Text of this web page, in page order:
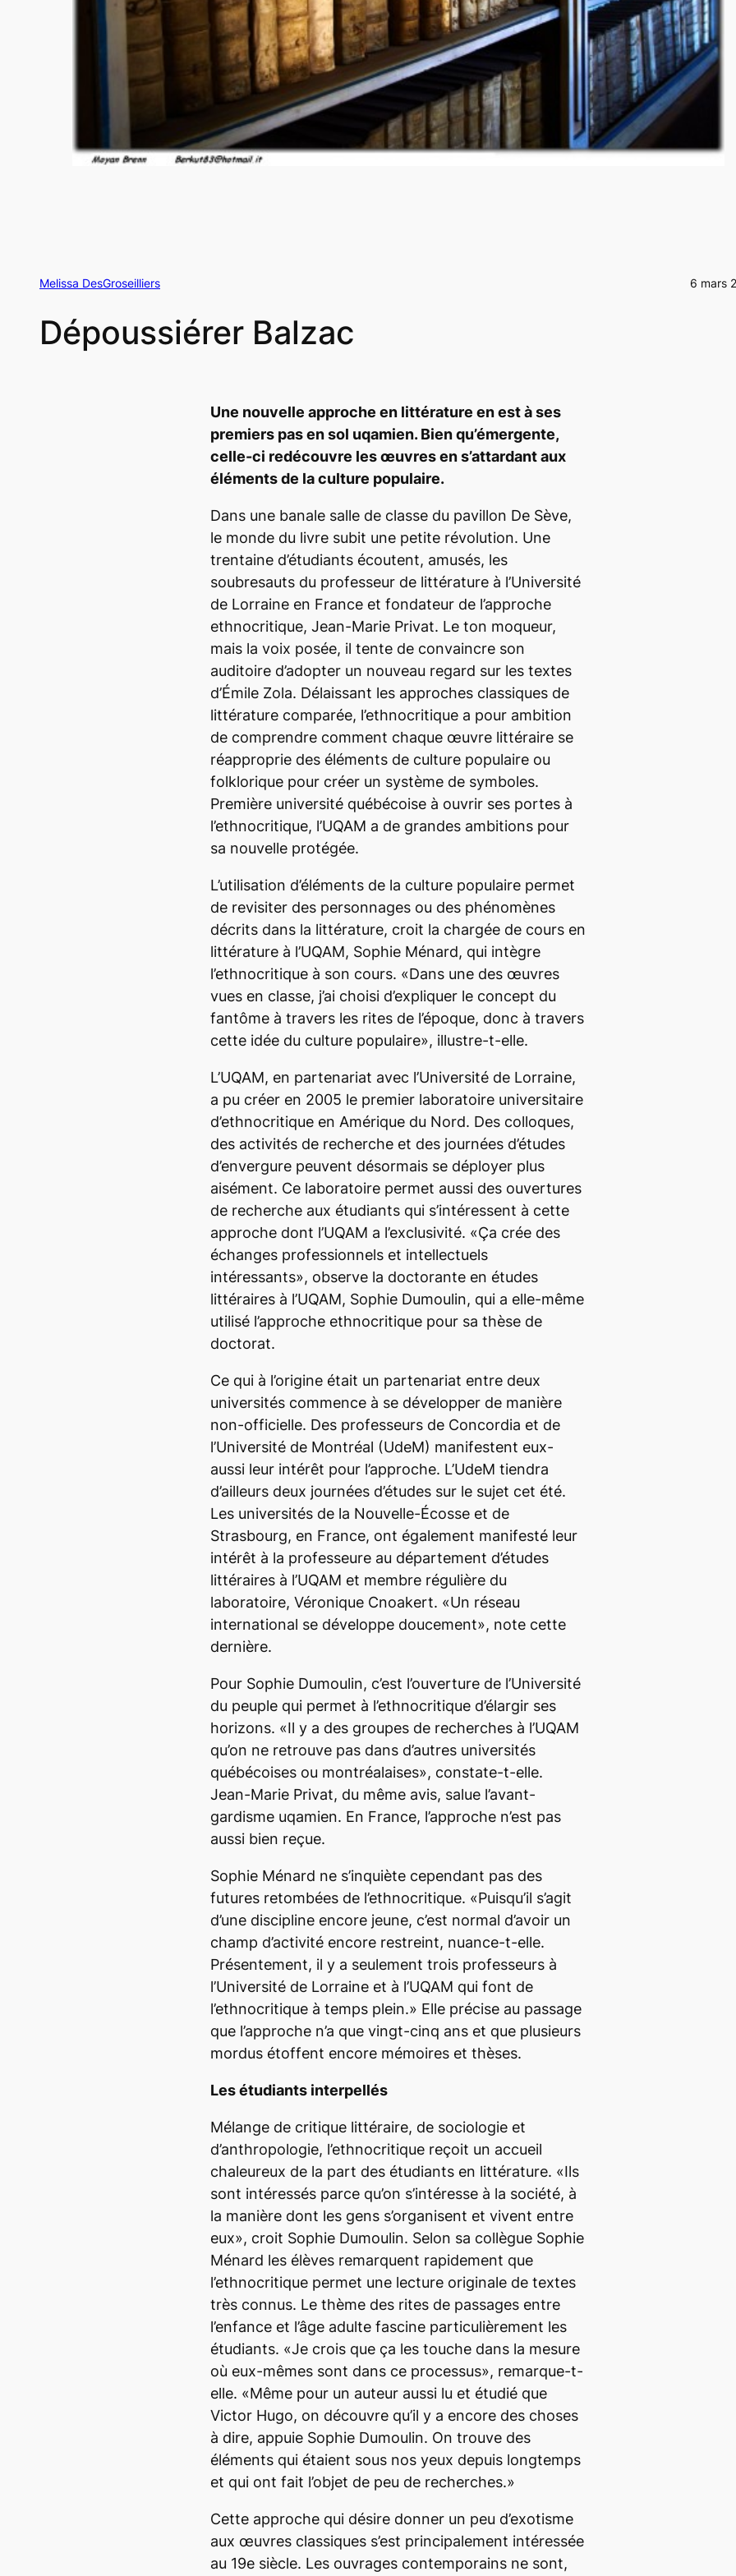
Melissa DesGroseilliers 6 mars
Dépoussiérer Balzac
Une nouvelle approche en littérature en est à ses
premiers pas en sol uqamien. Bien qu’émergente,
celle-ci redécouvre les œuvres en s’attardant aux
éléments de la culture populaire.
Dans une banale salle de classe du pavillon De Sève,
le monde du livre subit une petite révolution. Une
trentaine d’étudiants écoutent, amusés, les
soubresauts du professeur de littérature à l’Université
de Lorraine en France et fondateur de l’approche
ethnocritique, Jean-Marie Privat. Le ton moqueur,
mais la voix posée, il tente de convaincre son
auditoire d’adopter un nouveau regard sur les textes
d’Émile Zola. Délaissant les approches classiques de
littérature comparée, l’ethnocritique a pour ambition
de comprendre comment chaque œuvre littéraire se
réapproprie des éléments de culture populaire ou
folklorique pour créer un système de symboles.
Première université québécoise à ouvrir ses portes à
l’ethnocritique, l’UQAM a de grandes ambitions pour
sa nouvelle protégée.
L’utilisation d’éléments de la culture populaire permet
de revisiter des personnages ou des phénomènes
décrits dans la littérature, croit la chargée de cours en
littérature à l’UQAM, Sophie Ménard, qui intègre
l’ethnocritique à son cours. «Dans une des œuvres
vues en classe, j’ai choisi d’expliquer le concept du
fantôme à travers les rites de l’époque, donc à travers
cette idée du culture populaire», illustre-t-elle.
L’UQAM, en partenariat avec l’Université de Lorraine,
a pu créer en 2005 le premier laboratoire universitaire
d’ethnocritique en Amérique du Nord. Des colloques,
des activités de recherche et des journées d’études
d’envergure peuvent désormais se déployer plus
aisément. Ce laboratoire permet aussi des ouvertures
de recherche aux étudiants qui s’intéressent à cette
approche dont l’UQAM a l’exclusivité. «Ça crée des
échanges professionnels et intellectuels
intéressants», observe la doctorante en études
littéraires à l’UQAM, Sophie Dumoulin, qui a elle-même
utilisé l’approche ethnocritique pour sa thèse de
doctorat.
Ce qui à l’origine était un partenariat entre deux
universités commence à se développer de manière
non-officielle. Des professeurs de Concordia et de
l’Université de Montréal (UdeM) manifestent eux-
aussi leur intérêt pour l’approche. L’UdeM tiendra
d’ailleurs deux journées d’études sur le sujet cet été.
Les universités de la Nouvelle-Écosse et de
Strasbourg, en France, ont également manifesté leur
intérêt à la professeure au département d’études
littéraires à l’UQAM et membre régulière du
laboratoire, Véronique Cnoakert. «Un réseau
international se développe doucement», note cette
dernière.
Pour Sophie Dumoulin, c’est l’ouverture de l’Université
du peuple qui permet à l’ethnocritique d’élargir ses
horizons. «Il y a des groupes de recherches à l’UQAM
qu’on ne retrouve pas dans d’autres universités
québécoises ou montréalaises», constate-t-elle.
Jean-Marie Privat, du même avis, salue l’avant-
gardisme uqamien. En France, l’approche n’est pas
aussi bien reçue.
Sophie Ménard ne s’inquiète cependant pas des
futures retombées de l’ethnocritique. «Puisqu’il s’agit
d’une discipline encore jeune, c’est normal d’avoir un
champ d’activité encore restreint, nuance-t-elle.
Présentement, il y a seulement trois professeurs à
l’Université de Lorraine et à l’UQAM qui font de
l’ethnocritique à temps plein.» Elle précise au passage
que l’approche n’a que vingt-cinq ans et que plusieurs
mordus étoffent encore mémoires et thèses.
Les étudiants interpellés
Mélange de critique littéraire, de sociologie et
d’anthropologie, l’ethnocritique reçoit un accueil
chaleureux de la part des étudiants en littérature. «Ils
sont intéressés parce qu’on s’intéresse à la société, à
la manière dont les gens s’organisent et vivent entre
eux», croit Sophie Dumoulin. Selon sa collègue Sophie
Ménard les élèves remarquent rapidement que
l’ethnocritique permet une lecture originale de textes
très connus. Le thème des rites de passages entre
l’enfance et l’âge adulte fascine particulièrement les
étudiants. «Je crois que ça les touche dans la mesure
où eux-mêmes sont dans ce processus», remarque-t-
elle. «Même pour un auteur aussi lu et étudié que
Victor Hugo, on découvre qu’il y a encore des choses
à dire, appuie Sophie Dumoulin. On trouve des
éléments qui étaient sous nos yeux depuis longtemps
et qui ont fait l’objet de peu de recherches.»
Cette approche qui désire donner un peu d’exotisme
aux œuvres classiques s’est principalement intéressée
au 19e siècle. Les ouvrages contemporains ne sont,